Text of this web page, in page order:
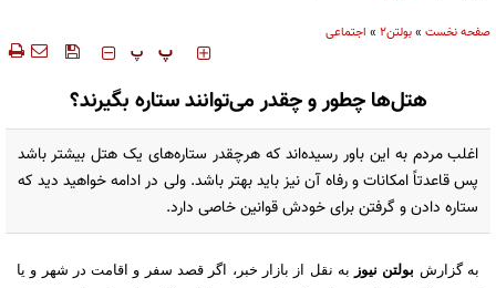
صفحه نخست »بولتن2 » اجتماعی
‍‍‍ پ پ
هتل‌ها چطور و چقدر می‌توانند ستاره بگیرند؟
اغلب مردم به این باور رسیده‌اند که هرچقدر ستاره‌های یک هتل بیشتر باشد
پس قاعدتاً امکانات و رفاه آن نیز باید بهتر باشد. ولی در ادامه خواهید دید که
ستاره دادن و گرفتن برای خودش قوانین خاصی دارد.
به گزارش بولتن نیوز به نقل از بازار خبر، اگر قصد سفر و اقامت در شهر و یا